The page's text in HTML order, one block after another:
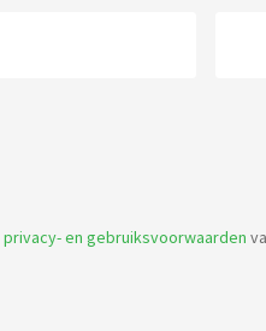
pdf,
privacy- en gebruiksvoorwaarden